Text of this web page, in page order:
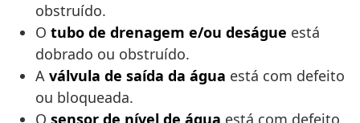
obstruído.
O tubo de drenagem e/ou deságue está
dobrado ou obstruído.
A válvula de saída da água está com defeito
ou bloqueada.